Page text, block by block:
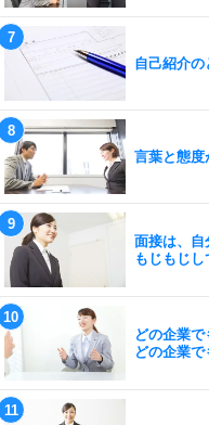
自己紹介の
言葉と態度
面接は、自
もじもじし
どの企業で
どの企業で